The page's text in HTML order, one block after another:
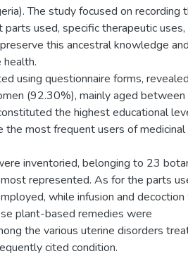
The study focused on recording
used, specific therapeutic uses,
this ancestral knowledge and
using questionnaire forms,
(92.30%), mainly aged
the highest educational
most frequent users of medicinal
inventoried, belonging to 23
represented. As for the parts
while infusion and decoction
plant-based remedies were
the various uterine disorders
cited condition.